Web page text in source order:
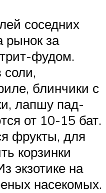
соседних
рынок за
фудом.
соли,
блинчики с
лапшу пад-
от 10-15 бат.
фрукты, для
корзинки
экзотике на
насекомых.